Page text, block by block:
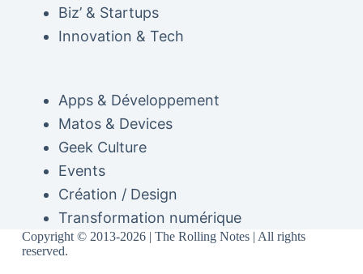
Biz’ & Startups
Innovation & Tech
Apps & Développement
Matos & Devices
Geek Culture
Events
Création / Design
Transformation numérique
Copyright © 2013-2026 | The Rolling Notes | All rights
reserved.